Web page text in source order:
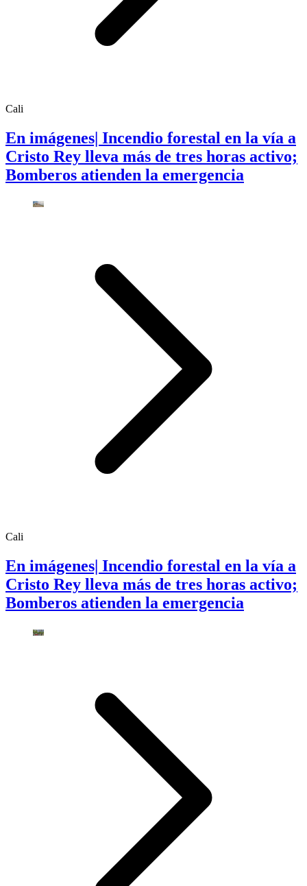
Cali
En imágenes| Incendio forestal en la vía a
Cristo Rey lleva más de tres horas activo;
Bomberos atienden la emergencia
Cali
En imágenes| Incendio forestal en la vía a
Cristo Rey lleva más de tres horas activo;
Bomberos atienden la emergencia